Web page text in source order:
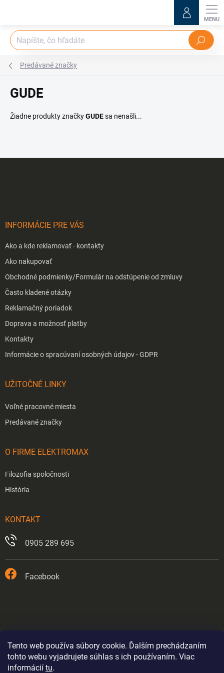
Tento web používa súbory cookie. Ďalším prechádzaním
tohto webu vyjadrujete súhlas s ich používaním. Viac
informácií tu.
Hľadať
Predávané značky
GUDE
Žiadne produkty značkyGUDEsa nenašli...
INFORMÁCIE PRE VÁS
Ako a kde reklamovať - kontakty
Ako nakupovať
Obchodné podmienky/Formulár na odstúpenie od zmluvy
Často kladené otázky
Reklamačný poriadok
Doprava a možnosť platby
Kontakty
Informácie o spracúvaní osobných údajov - GDPR
UŽITOČNÉ LINKY
Voľné pracovné miesta
Predávané značky
O FIRME ELEKTROMAX
Filozofia spoločnosti
História
KONTAKT
0905 289 695
Facebook